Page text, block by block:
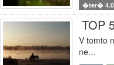
�ter�
TOP
V tomto
ne...